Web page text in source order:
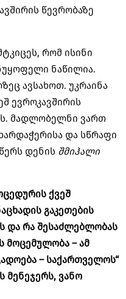
წევრობაზე
რომ ისინი
ნაწილია.
ავსახოთ. უკრაინა
ევროკავშირის
მადლობელნი ვართ
და სწრაფი
დენის შმიჰალი
ქვეშ
გაკეთების
და რა შესაძლებლობას
მოცემულობა – ამ
– საქართველოს“
მენეჯერს, ვანო